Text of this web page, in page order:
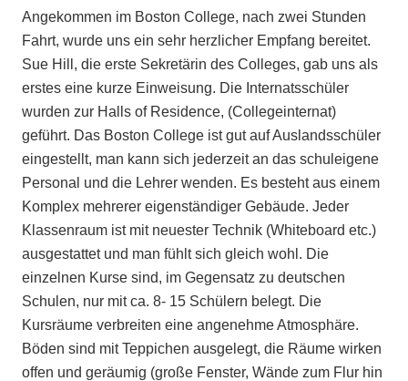
Angekommen im Boston College, nach zwei Stunden
Fahrt, wurde uns ein sehr herzlicher Empfang bereitet.
Sue Hill, die erste Sekretärin des Colleges, gab uns als
erstes eine kurze Einweisung. Die Internatsschüler
wurden zur Halls of Residence, (Collegeinternat)
geführt. Das Boston College ist gut auf Auslandsschüler
eingestellt, man kann sich jederzeit an das schuleigene
Personal und die Lehrer wenden. Es besteht aus einem
Komplex mehrerer eigenständiger Gebäude. Jeder
Klassenraum ist mit neuester Technik (Whiteboard etc.)
ausgestattet und man fühlt sich gleich wohl. Die
einzelnen Kurse sind, im Gegensatz zu deutschen
Schulen, nur mit ca. 8- 15 Schülern belegt. Die
Kursräume verbreiten eine angenehme Atmosphäre.
Böden sind mit Teppichen ausgelegt, die Räume wirken
offen und geräumig (große Fenster, Wände zum Flur hin